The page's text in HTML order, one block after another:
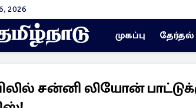
2026
முகப்பு தேர்தல்
சன்னி லியோன்